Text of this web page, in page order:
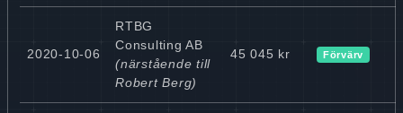
2020-10-06
RTBG
Consulting AB
(närstående till
Robert Berg)
45 045 kr Förvärv